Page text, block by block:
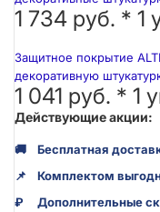
1 734 руб. * 1
Защитное покрытие
декоративную
1 041 руб. * 1
Действующие акции:
🚚 Бесплатная
📌 Комплектом
₽ Дополнительные